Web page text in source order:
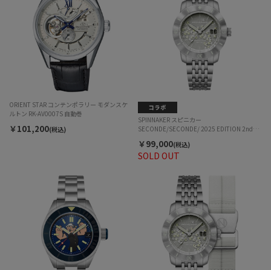
ORIENT STAR コンテンポラリー モダンスケ
ルトン RK-AV0007S 自動巻
￥101,200(税込)
SOLD OUT
SPINNAKER スピニカー
SECONDE/SECONDE/ 2025 EDITION 2nd
巻 メンズ
￥99,000(税込)